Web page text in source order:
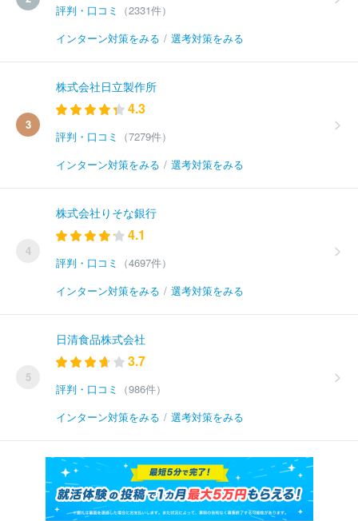
評判・口コミ
（2331件）
インターン対策をみる / 選考対策をみる
3
株式会社日立製作所
4.3
評判・口コミ
（7279件）
インターン対策をみる / 選考対策をみる
4
株式会社りそな銀行
4.1
評判・口コミ
（4697件）
インターン対策をみる / 選考対策をみる
5
日清食品株式会社
3.7
評判・口コミ
（986件）
インターン対策をみる / 選考対策をみる